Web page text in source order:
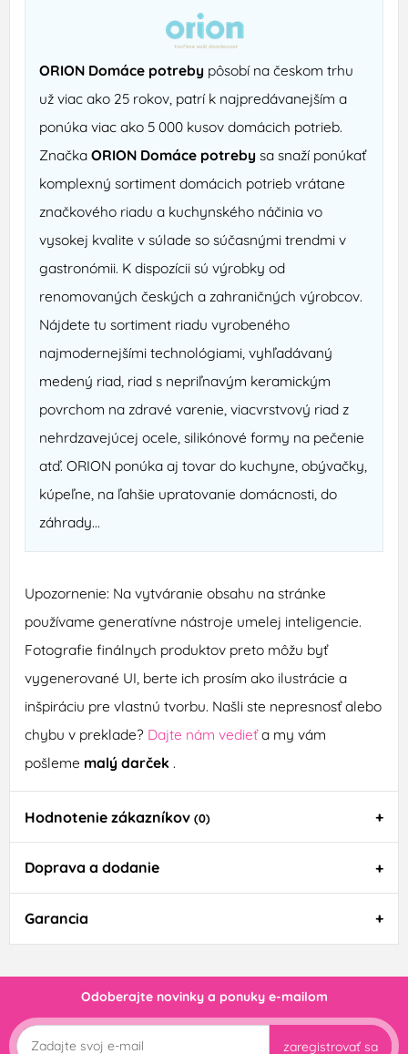
ORION Domáce potreby pôsobí na českom trhu
už viac ako 25 rokov, patrí k najpredávanejším a
ponúka viac ako 5 000 kusov domácich potrieb.
ZnačkaORION Domáce potreby sa snaží ponúkať
komplexný sortiment domácich potrieb vrátane
značkového riadu a kuchynského náčinia vo
vysokej kvalite v súlade so súčasnými trendmi v
gastronómii. K dispozícii sú výrobky od
renomovaných českých a zahraničných výrobcov.
Nájdete tu sortiment riadu vyrobeného
najmodernejšími technológiami, vyhľadávaný
medený riad, riad s nepriľnavým keramickým
povrchom na zdravé varenie, viacvrstvový riad z
nehrdzavejúcej ocele, silikónové formy na pečenie
atď. ORION ponúka aj tovar do kuchyne, obývačky,
kúpeľne, na ľahšie upratovanie domácnosti, do
záhrady...
Upozornenie: Na vytváranie obsahu na stránke
používame generatívne nástroje umelej inteligencie.
Fotografie finálnych produktov preto môžu byť
vygenerované UI, berte ich prosím ako ilustrácie a
inšpiráciu pre vlastnú tvorbu. Našli ste nepresnosť alebo
chybu v preklade? Dajte nám vedieťa my vám
pošleme malý darček .
Hodnotenie zákazníkov (0)
Doprava a dodanie
Garancia
Odoberajte novinky a ponuky e-mailom
zaregistrovať sa